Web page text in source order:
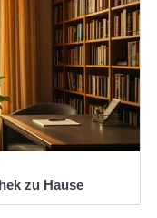
zu Hause